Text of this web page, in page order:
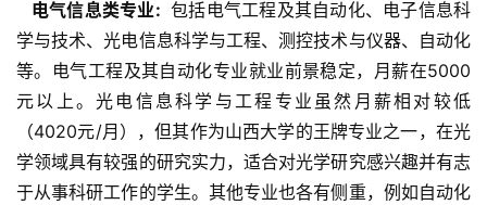
  电气信息类专业:
包括电气工程及其自动化、电子信息科
学与技术、光电信息科学与工程、测控技术与仪器、自动化
等。电气工程及其自动化专业就业前景稳定，月薪在5000
元以上。光电信息科学与工程专业虽然月薪相对较低
（4020元/月），但其作为山西大学的王牌专业之一，在光
学领域具有较强的研究实力，适合对光学研究感兴趣并有志
于从事科研工作的学生。其他专业也各有侧重，例如自动化